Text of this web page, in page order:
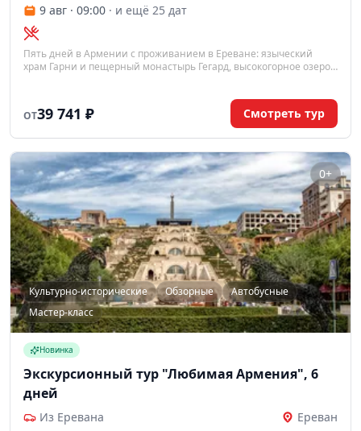
9 авг · 09:00 · и ещё 25 дат
Пять дней в Армении с проживанием в Ереване: языческий
храм Гарни и пещерный монастырь Гегард, высокогорное озеро
ОТ39 741 ₽ Смотреть тур
0+
Культурно-исторические Обзорные
Автобусные
Мастер-класс
Новинка
Экскурсионный тур "Любимая Армения", 6
дней
Из Еревана
Ереван